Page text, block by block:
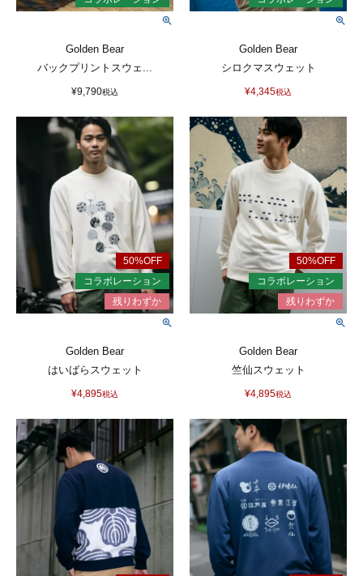
Golden Bear
バックプリントスウェ...
¥9,790税込
Golden Bear
シロクマスウェット
¥4,345税込
Golden Bear
はいばらスウェット
¥4,895税込
Golden Bear
竺仙スウェット
¥4,895税込